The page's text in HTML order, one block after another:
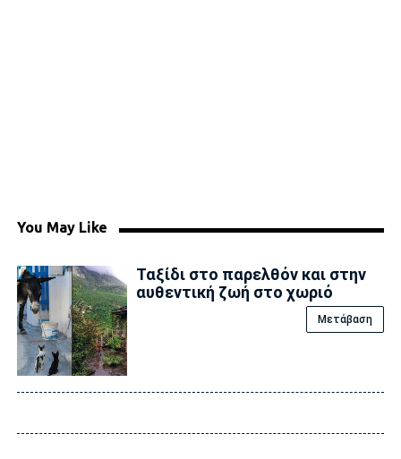
You May Like
Ταξίδι στο παρελθόν και στην
αυθεντική ζωή στο χωριό
Μετάβαση